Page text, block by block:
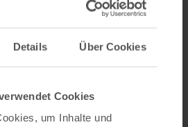
Details Über Cookies
Cookies
um Inhalte und